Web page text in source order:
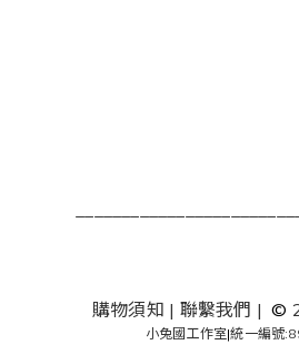
購物須知 | 聯繫我們 |©
小兔國工作室|統一編號